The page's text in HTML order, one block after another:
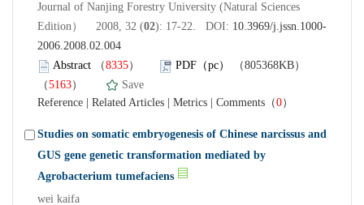
Journal of Nanjing Forestry University (Natural Sciences
Edition） 2008, 32 (02): 17-22. DOI: 10.3969/j.jssn.1000-
2006.2008.02.004
Abstract （8335） PDF（pc）
（805368KB）
（5163）
Save
Reference
Related Articles Metrics Comments （0）
Studies on somatic embryogenesis of Chinese narcissus and
GUS gene genetic transformation mediated by
Agrobacterium tumefaciens
wei kaifa